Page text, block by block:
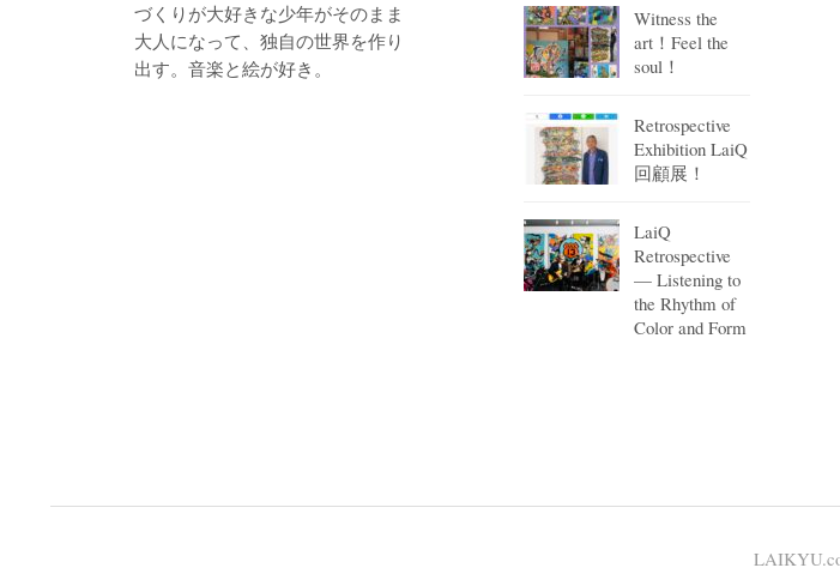
づくりが大好きな少年がそのまま
大人になって、独自の世界を作り
出す。音楽と絵が好き。
Witness the
art！Feel the
soul！
Retrospective
Exhibition LaiQ
回顧展！
LaiQ
Retrospective
— Listening to
the Rhythm of
Color and Form